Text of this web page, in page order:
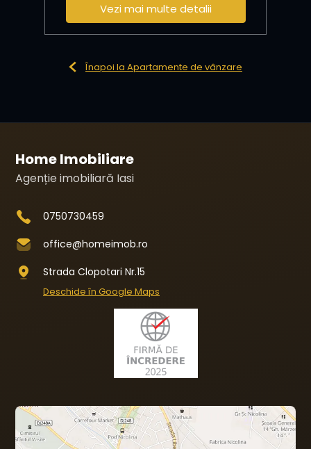
Vezi mai multe detalii
Înapoi la Apartamente de vânzare
Home Imobiliare
Agenție imobiliară Iasi
0750730459
office@homeimob.ro
Strada Clopotari Nr.15
Deschide în Google Maps